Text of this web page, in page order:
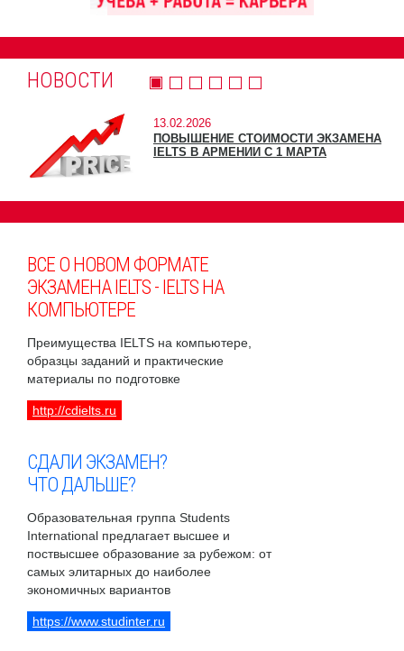
НОВОСТИ
13.02.2026
ПОВЫШЕНИЕ СТОИМОСТИ ЭКЗАМЕНА
IELTS В АРМЕНИИ С 1 МАРТА
ВСЕ О НОВОМ ФОРМАТЕ
ЭКЗАМЕНА IELTS - IELTS НА
КОМПЬЮТЕРЕ
Преимущества IELTS на компьютере,
образцы заданий и практические
материалы по подготовке
http://cdielts.ru
СДАЛИ ЭКЗАМЕН?
ЧТО ДАЛЬШЕ?
Образовательная группа Students
International предлагает высшее и
поствысшее образование за рубежом: от
самых элитарных до наиболее
экономичных вариантов
https://www.studinter.ru